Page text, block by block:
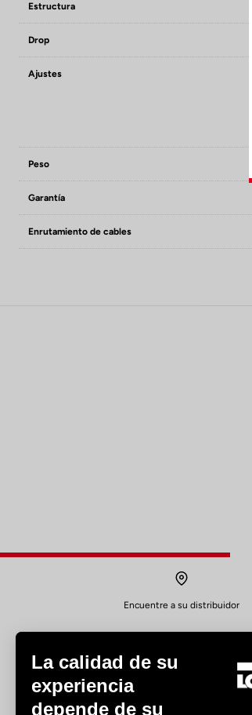
Estructura
Drop
Ajustes
Peso
Garantía
Enrutamiento de cables
Encuentre a su distribuidor
La calidad de su
experiencia
depende de su